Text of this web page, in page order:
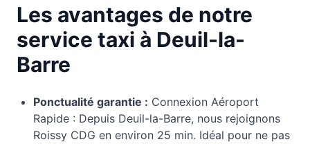
Les avantages de notre
service taxi à Deuil-la-
Barre
Ponctualité garantie : Connexion Aéroport
Rapide : Depuis Deuil-la-Barre, nous rejoignons
Roissy CDG en environ 25 min. Idéal pour ne pas